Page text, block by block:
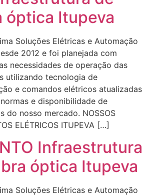
óptica Itupeva
Soluções Elétricas e Automação
2012 e foi planejada com
necessidades de operação das
utilizando tecnologia de
e comandos elétricos atualizadas
e disponibilidade de
do nosso mercado. NOSSOS
ELÉTRICOS ITUPEVA […]
Infraestrutura
óptica Itupeva
Soluções Elétricas e Automação